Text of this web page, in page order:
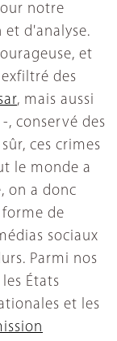
notre
d'analyse.
et
des
, mais aussi
, conservé des
ces crimes
le monde a
on a donc
de
sociaux
Parmi nos
États
et les